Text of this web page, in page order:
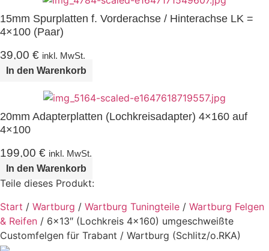
15mm Spurplatten f. Vorderachse / Hinterachse LK =
4×100 (Paar)
39,00 € inkl. MwSt.
In den Warenkorb
20mm Adapterplatten (Lochkreisadapter) 4×160 auf
4×100
199,00 € inkl. MwSt.
In den Warenkorb
Teile dieses Produkt:
Start / Wartburg / Wartburg Tuningteile / Wartburg Felgen
& Reifen / 6×13″ (Lochkreis 4×160) umgeschweißte
Customfelgen für Trabant / Wartburg (Schlitz/o.RKA)